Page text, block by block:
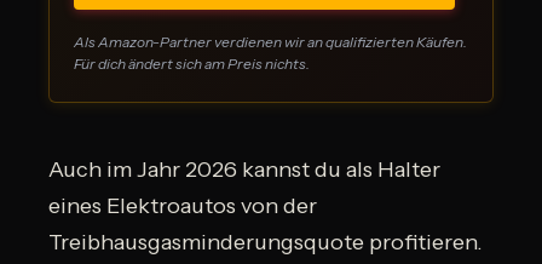
Als Amazon-Partner verdienen wir an qualifizierten Käufen.
Für dich ändert sich am Preis nichts.
Auch im Jahr 2026 kannst du als Halter
eines Elektroautos von der
Treibhausgasminderungsquote profitieren.